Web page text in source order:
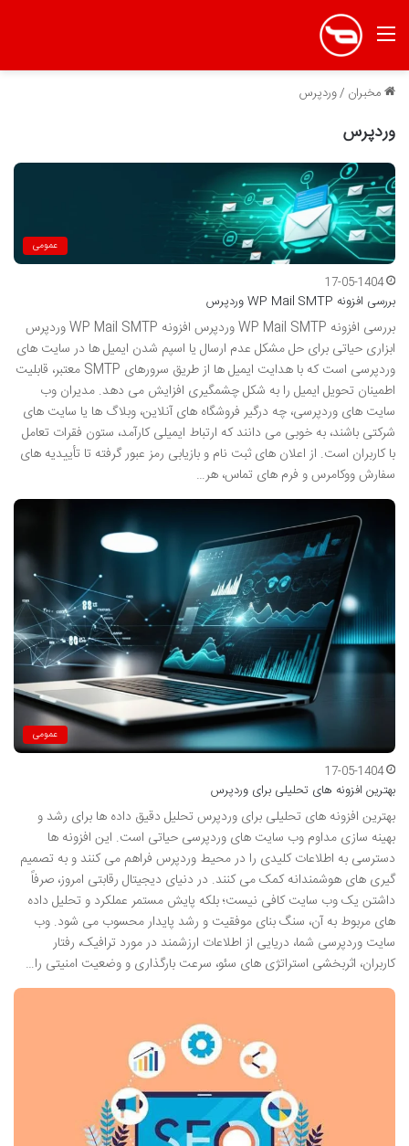
منو
مخبران /وردپرس
وردپرس
عمومی
17-05-1404
بررسی افزونه WP Mail SMTP وردپرس
بررسی افزونه WP Mail SMTP وردپرس افزونه WP Mail SMTP وردپرس
ابزاری حیاتی برای حل مشکل عدم ارسال یا اسپم شدن ایمیل ها در سایت های
وردپرسی است که با هدایت ایمیل ها از طریق سرورهای SMTP معتبر، قابلیت
اطمینان تحویل ایمیل را به شکل چشمگیری افزایش می دهد. مدیران وب
سایت های وردپرسی، چه درگیر فروشگاه های آنلاین، وبلاگ ها یا سایت های
شرکتی باشند، به خوبی می دانند که ارتباط ایمیلی کارآمد، ستون فقرات تعامل
با کاربران است. از اعلان های ثبت نام و بازیابی رمز عبور گرفته تا تأییدیه های
سفارش ووکامرس و فرم های تماس، هر…
عمومی
17-05-1404
بهترین افزونه های تحلیلی برای وردپرس
بهترین افزونه های تحلیلی برای وردپرس تحلیل دقیق داده ها برای رشد و
بهینه سازی مداوم وب سایت های وردپرسی حیاتی است. این افزونه ها
دسترسی به اطلاعات کلیدی را در محیط وردپرس فراهم می کنند و به تصمیم
گیری های هوشمندانه کمک می کنند. در دنیای دیجیتال رقابتی امروز، صرفاً
داشتن یک وب سایت کافی نیست؛ بلکه پایش مستمر عملکرد و تحلیل داده
های مربوط به آن، سنگ بنای موفقیت و رشد پایدار محسوب می شود. وب
سایت وردپرسی شما، دریایی از اطلاعات ارزشمند در مورد ترافیک، رفتار
کاربران، اثربخشی استراتژی های سئو، سرعت بارگذاری و وضعیت امنیتی را…